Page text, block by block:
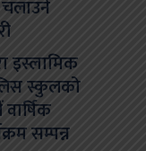
चलाउने
इस्लामिक
स्कुलको
सम्पन्न